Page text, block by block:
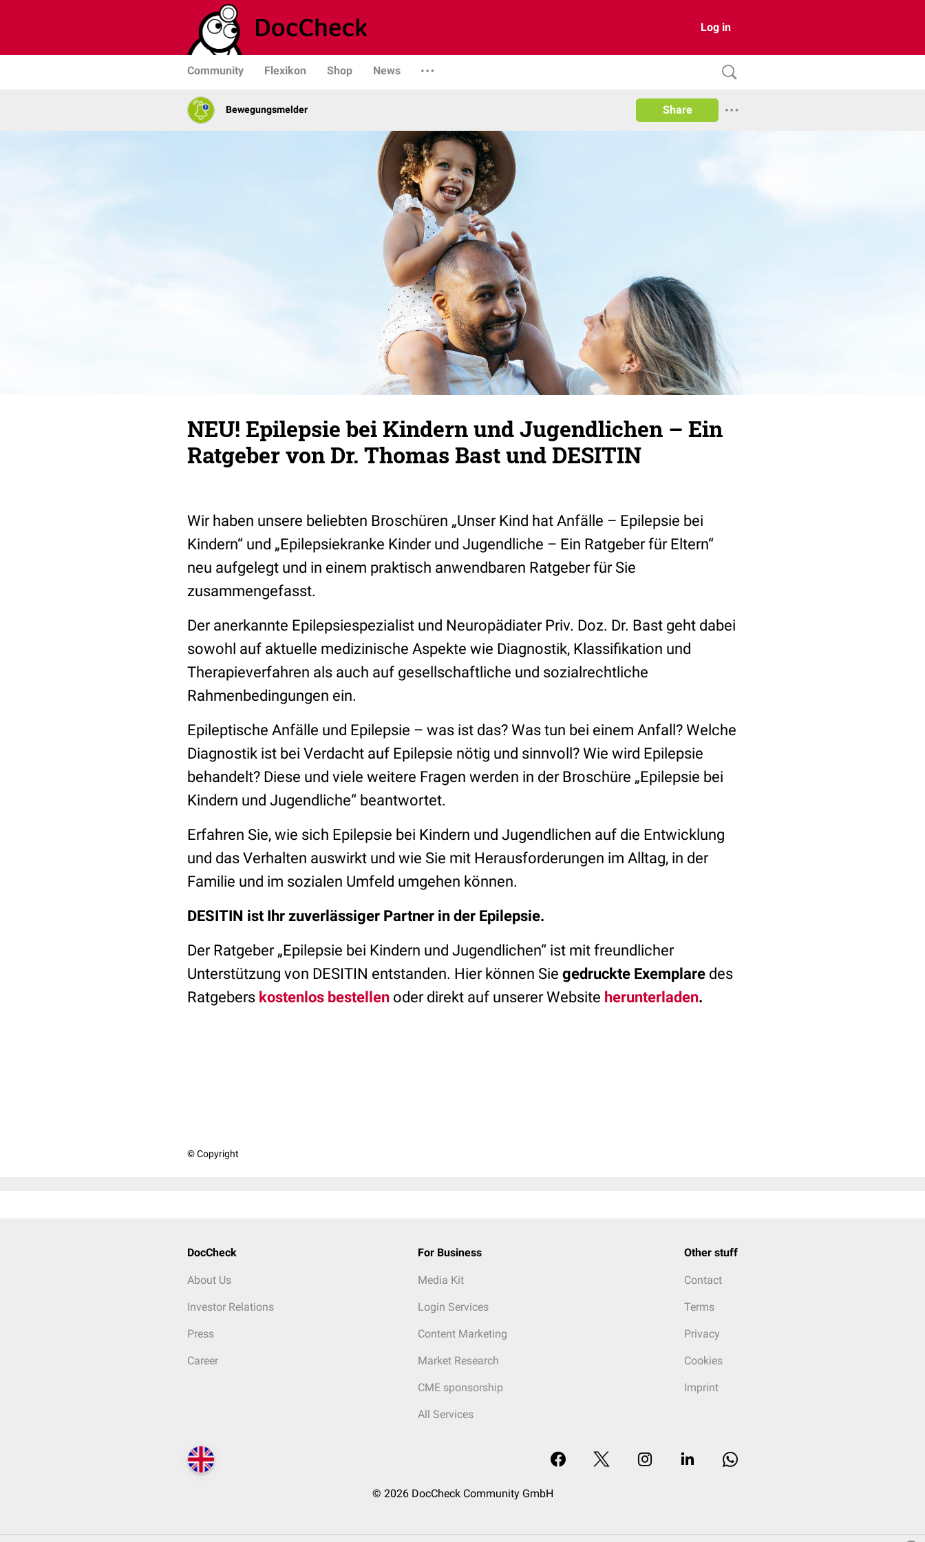
Log in
Community Flexikon Shop News
Bewegungsmelder Share
NEU! Epilepsie bei Kindern und Jugendlichen – Ein
Ratgeber von Dr. Thomas Bast und DESITIN
Wir haben unsere beliebten Broschüren „Unser Kind hat Anfälle – Epilepsie bei
Kindern“ und „Epilepsiekranke Kinder und Jugendliche – Ein Ratgeber für Eltern“
neu aufgelegt und in einem praktisch anwendbaren Ratgeber für Sie
zusammengefasst.
Der anerkannte Epilepsiespezialist und Neuropädiater Priv. Doz. Dr. Bast geht dabei
sowohl auf aktuelle medizinische Aspekte wie Diagnostik, Klassifikation und
Therapieverfahren als auch auf gesellschaftliche und sozialrechtliche
Rahmenbedingungen ein.
Epileptische Anfälle und Epilepsie – was ist das? Was tun bei einem Anfall? Welche
Diagnostik ist bei Verdacht auf Epilepsie nötig und sinnvoll? Wie wird Epilepsie
behandelt? Diese und viele weitere Fragen werden in der Broschüre „Epilepsie bei
Kindern und Jugendliche“ beantwortet.
Erfahren Sie, wie sich Epilepsie bei Kindern und Jugendlichen auf die Entwicklung
und das Verhalten auswirkt und wie Sie mit Herausforderungen im Alltag, in der
Familie und im sozialen Umfeld umgehen können.
DESITIN ist Ihr zuverlässiger Partner in der Epilepsie.
Der Ratgeber „Epilepsie bei Kindern und Jugendlichen“ ist mit freundlicher
Unterstützung von DESITIN entstanden. Hier können Sie gedruckte Exemplare des
Ratgebers kostenlos bestellen oder direkt auf unserer Website herunterladen.
© Copyright
DocCheck
About Us
Investor Relations
Press
Career
For Business
Media Kit
Login Services
Content Marketing
Market Research
CME sponsorship
All Services
Other stuff
Contact
Terms
Privacy
Cookies
Imprint
© 2026 DocCheck Community GmbH